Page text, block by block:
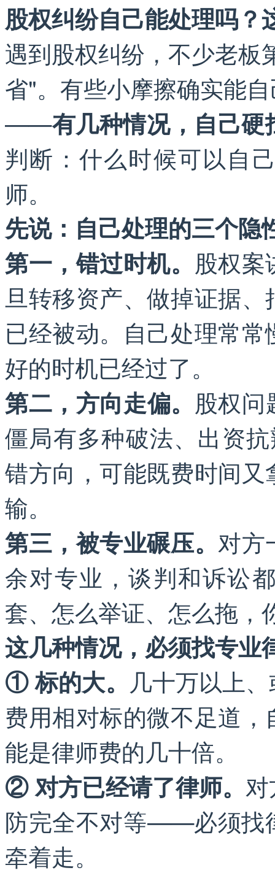
股权纠纷自己能处理吗？
遇到股权纠纷，不少老板
省"。有些小摩擦确实能
——有几种情况，自己
判断：什么时候可以自
师。
先说：自己处理的三个隐
第一，错过时机。 股权
旦转移资产、做掉证据
已经被动。自己处理常
好的时机已经过了。
第二，方向走偏。 股权
僵局有多种破法、出资
错方向，可能既费时间
输。
第三，被专业碾压。 对方
余对专业，谈判和诉讼
套、怎么举证、怎么拖，
这几种情况，必须找专业
① 标的大。 几十万以上
费用相对标的微不足道
能是律师费的几十倍。
② 对方已经请了律师。
防完全不对等——必须找
牵着走。